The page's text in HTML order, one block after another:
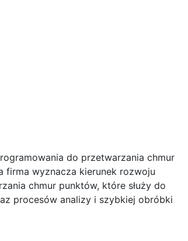
do przetwarzania chmur
firma wyznacza kierunek rozwoju
chmur punktów, które służy do
procesów analizy i szybkiej obróbki